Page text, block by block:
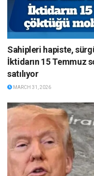
Sahipleri hapiste,
İktidarın 15 Temmuz
satılıyor
MARCH 31, 2026